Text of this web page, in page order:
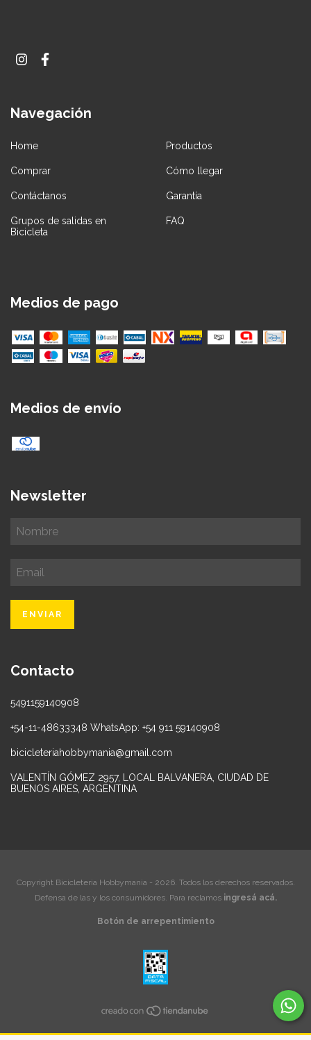
Navegación
Home Productos
Comprar Cómo llegar
Contáctanos Garantía
Grupos de salidas en
Bicicleta
FAQ
Medios de pago
Medios de envío
Newsletter
Contacto
5491159140908
+54-11-48633348 WhatsApp: +54 911 59140908
bicicleteriahobbymania@gmail.com
VALENTÍN GÓMEZ 2957, LOCAL BALVANERA, CIUDAD DE
BUENOS AIRES, ARGENTINA
Copyright Bicicleteria Hobbymania - 2026. Todos los derechos reservados.
Defensa de las y los consumidores. Para reclamos ingresá acá.
Botón de arrepentimiento